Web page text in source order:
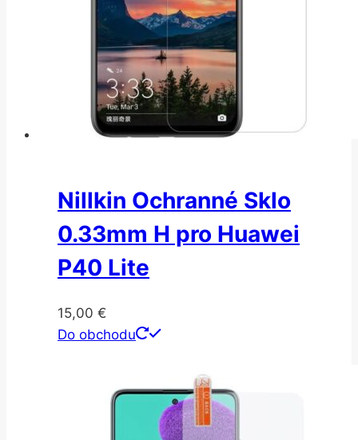
Nillkin Ochranné Sklo
0.33mm H pro Huawei
P40 Lite
15,00 €
Do obchodu